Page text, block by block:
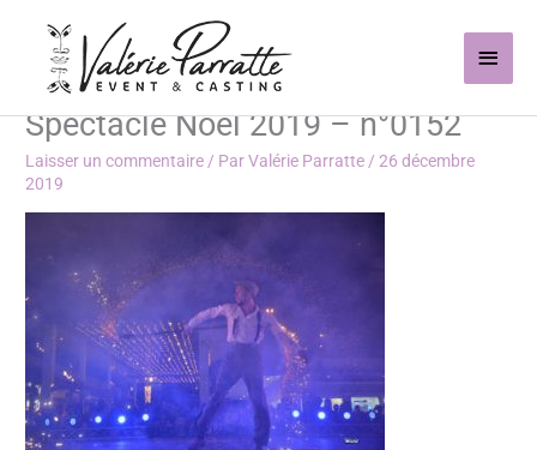
contenu
Menu
Spectacle Noël 2019 – n°0152
Laisser un commentaire / ParValérie Parratte /26 décembre
2019